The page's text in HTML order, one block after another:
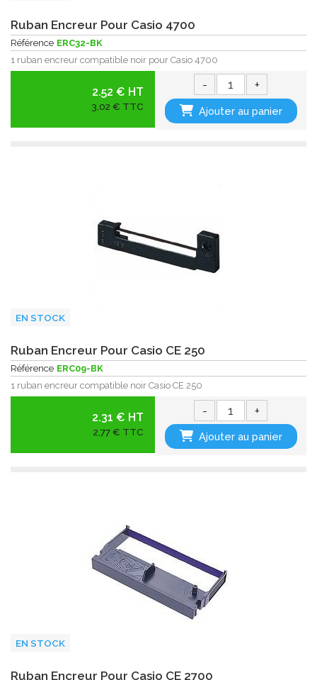
Ruban Encreur Pour Casio 4700
Référence ERC32-BK
1 ruban encreur compatible noir pour Casio 4700
2.52 € HT
3,02 € TTC
- +
Ajouter au panier
EN STOCK
Ruban Encreur Pour Casio CE 250
Référence ERC09-BK
1 ruban encreur compatible noir Casio CE 250
2.31 € HT
2,77 € TTC
- +
Ajouter au panier
EN STOCK
Ruban Encreur Pour Casio CE 2700